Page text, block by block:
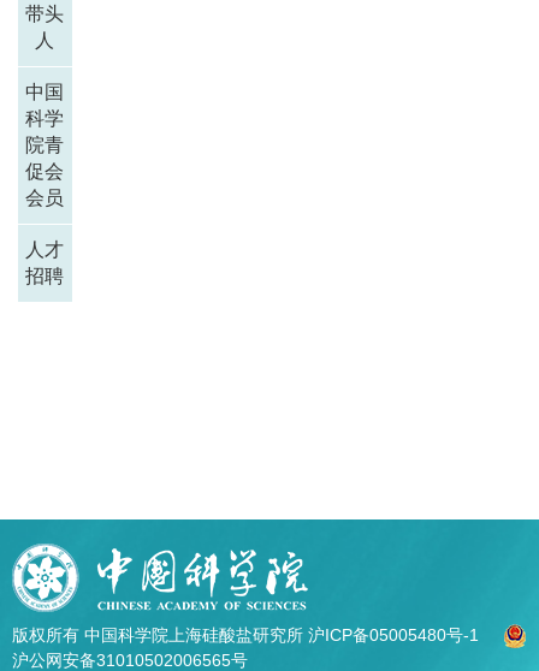
带头
人
中国
科学
院青
促会
会员
人才
招聘
版权所有 中国科学院上海硅酸盐研究所 沪ICP备05005480号-1
沪公网安备31010502006565号